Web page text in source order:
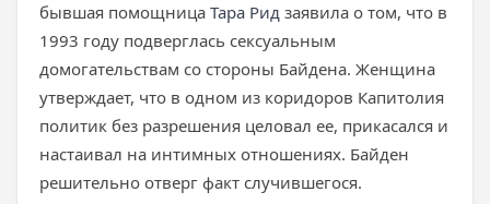
бывшая помощница Тара Рид заявила о том, что в
1993 году подверглась сексуальным
домогательствам со стороны Байдена. Женщина
утверждает, что в одном из коридоров Капитолия
политик без разрешения целовал ее, прикасался и
настаивал на интимных отношениях. Байден
решительно отверг факт случившегося.